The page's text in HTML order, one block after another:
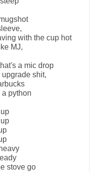
with the cup hot
MJ,
a mic drop
upgrade shit,
python
stove go